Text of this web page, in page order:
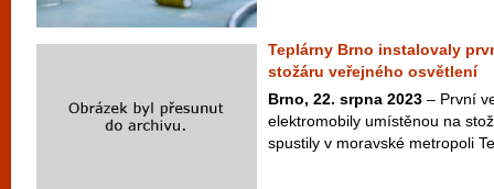
Teplárny Brno instalovaly
stožáru veřejného osvětlení
Brno, 22. srpna 2023 – První
elektromobily umístěnou na
spustily v moravské metropoli